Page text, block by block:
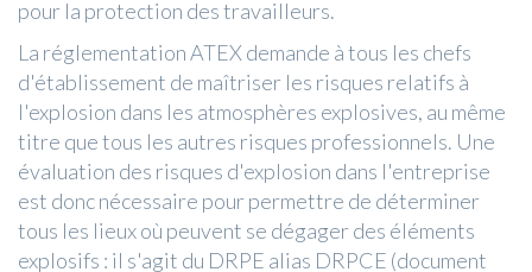
pour la protection des travailleurs.
La réglementation ATEX demande à tous les chefs
d'établissement de maîtriser les risques relatifs à
l'explosion dans les atmosphères explosives, au même
titre que tous les autres risques professionnels. Une
évaluation des risques d'explosion dans l'entreprise
est donc nécessaire pour permettre de déterminer
tous les lieux où peuvent se dégager des éléments
explosifs : il s'agit du DRPE alias DRPCE (document